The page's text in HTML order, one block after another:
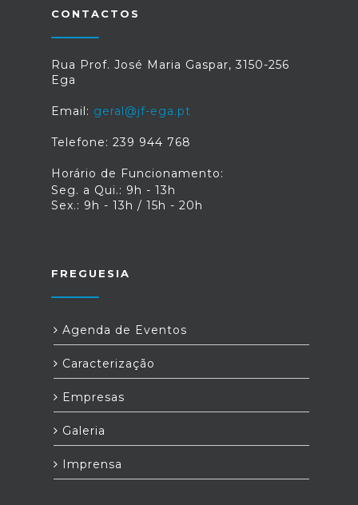
CONTACTOS
Rua Prof. José Maria Gaspar, 3150-256
Ega
Email: geral@jf-ega.pt
Telefone: 239 944 768
Horário de Funcionamento:
Seg. a Qui.: 9h - 13h
Sex.: 9h - 13h / 15h - 20h
FREGUESIA
Agenda de Eventos
Caracterização
Empresas
Galeria
Imprensa